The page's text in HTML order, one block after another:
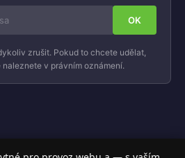
zrušit. Pokud to chcete udělat,
v právním oznámení.
s Apple produkty, příslušenstvím a